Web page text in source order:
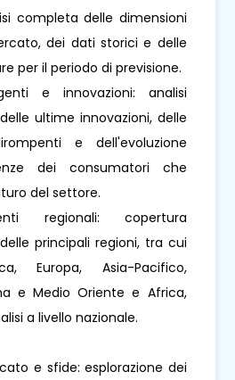
completa delle dimensioni
dei dati storici e delle
per il periodo di previsione.
e innovazioni: analisi
ultime innovazioni, delle
e dell'evoluzione
dei consumatori che
del settore.
regionali: copertura
principali regioni, tra cui
Europa, Asia-Pacifico,
e Medio Oriente e Africa,
a livello nazionale.
e sfide: esplorazione dei